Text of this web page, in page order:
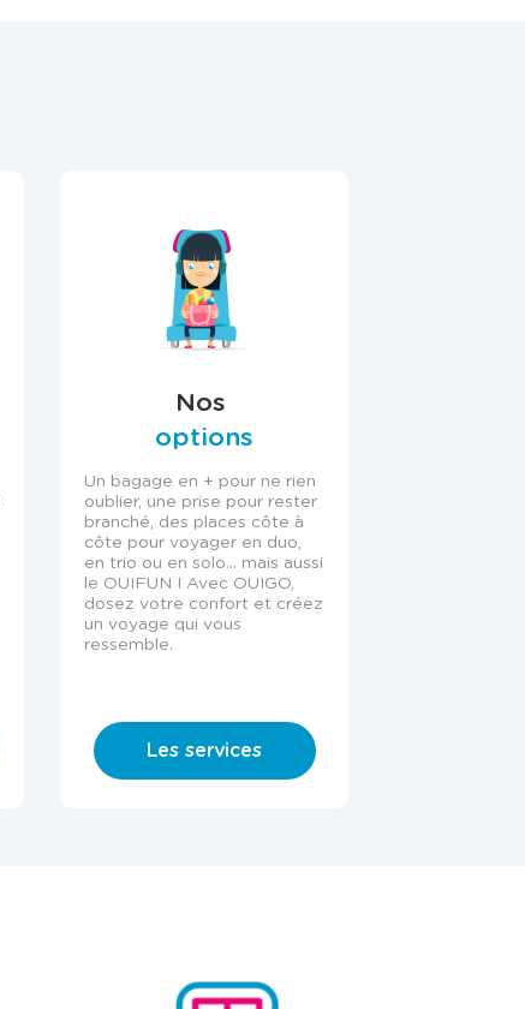
Nos
options
Un bagage en + pour ne rien
oublier, une prise pour rester
branché, des places côte à
côte pour voyager en duo,
en trio ou en solo… mais aussi
le OUIFUN ! Avec OUIGO,
dosez votre confort et créez
un voyage qui vous
ressemble.
Les services